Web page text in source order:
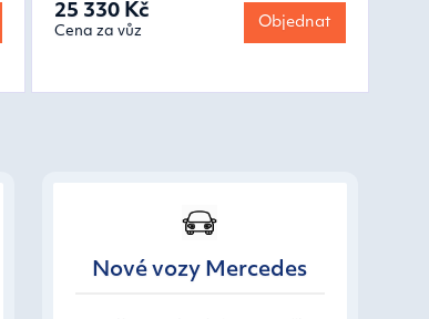
25 330 Kč
Cena za vůz
Objednat
Nové vozy Mercedes